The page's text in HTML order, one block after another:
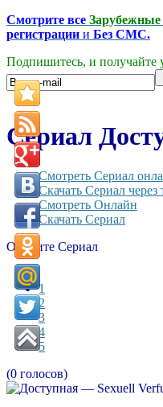
Смотрите все Зарубежные
регистрации и Без СМС.
Подпишитесь, и получайте
Сериал
Смотреть Сериал
Скачать Сериал через
Смотреть Онлайн
Скачать Сериал
Оцените Сериал
1
2
3
4
5
(0 голосов)